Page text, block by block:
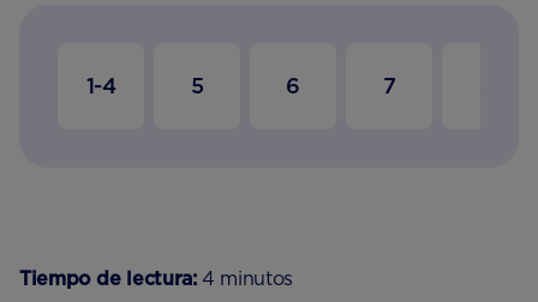
1-4 5 6 7
Tiempo de lectura: 4 minutos